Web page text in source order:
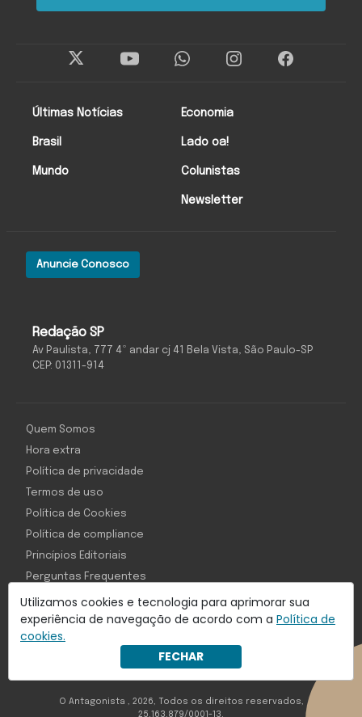
Utilizamos cookies e tecnologia para aprimorar sua
experiência de navegação de acordo com a Política de
cookies.
FECHAR
Redação SP
Av Paulista, 777 4º andar cj 41 Bela Vista, São Paulo-SP
CEP: 01311-914
Anuncie Conosco
Últimas Notícias
Brasil
Mundo
Economia
Lado oa!
Colunistas
Newsletter
Com inteligência e tecnologia:
Object1ve - Marketing Solution
Quem Somos
Hora extra
Política de privacidade
Termos de uso
Política de Cookies
Política de compliance
Princípios Editoriais
Perguntas Frequentes
O Antagonista , 2026, Todos os direitos reservados,
25.163.879/0001-13.